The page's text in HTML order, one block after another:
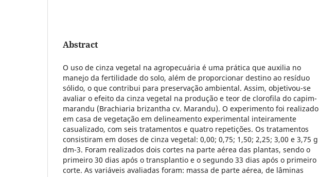
Abstract
O uso de cinza vegetal na agropecuária é uma prática que auxilia no
manejo da fertilidade do solo, além de proporcionar destino ao resíduo
sólido, o que contribui para preservação ambiental. Assim, objetivou-se
avaliar o efeito da cinza vegetal na produção e teor de clorofila do capim-
marandu (Brachiaria brizantha cv. Marandu). O experimento foi realizado
em casa de vegetação em delineamento experimental inteiramente
casualizado, com seis tratamentos e quatro repetições. Os tratamentos
consistiram em doses de cinza vegetal: 0,00; 0,75; 1,50; 2,25; 3,00 e 3,75 g
dm-3. Foram realizados dois cortes na parte aérea das plantas, sendo o
primeiro 30 dias após o transplantio e o segundo 33 dias após o primeiro
corte. As variáveis avaliadas foram: massa de parte aérea, de lâminas